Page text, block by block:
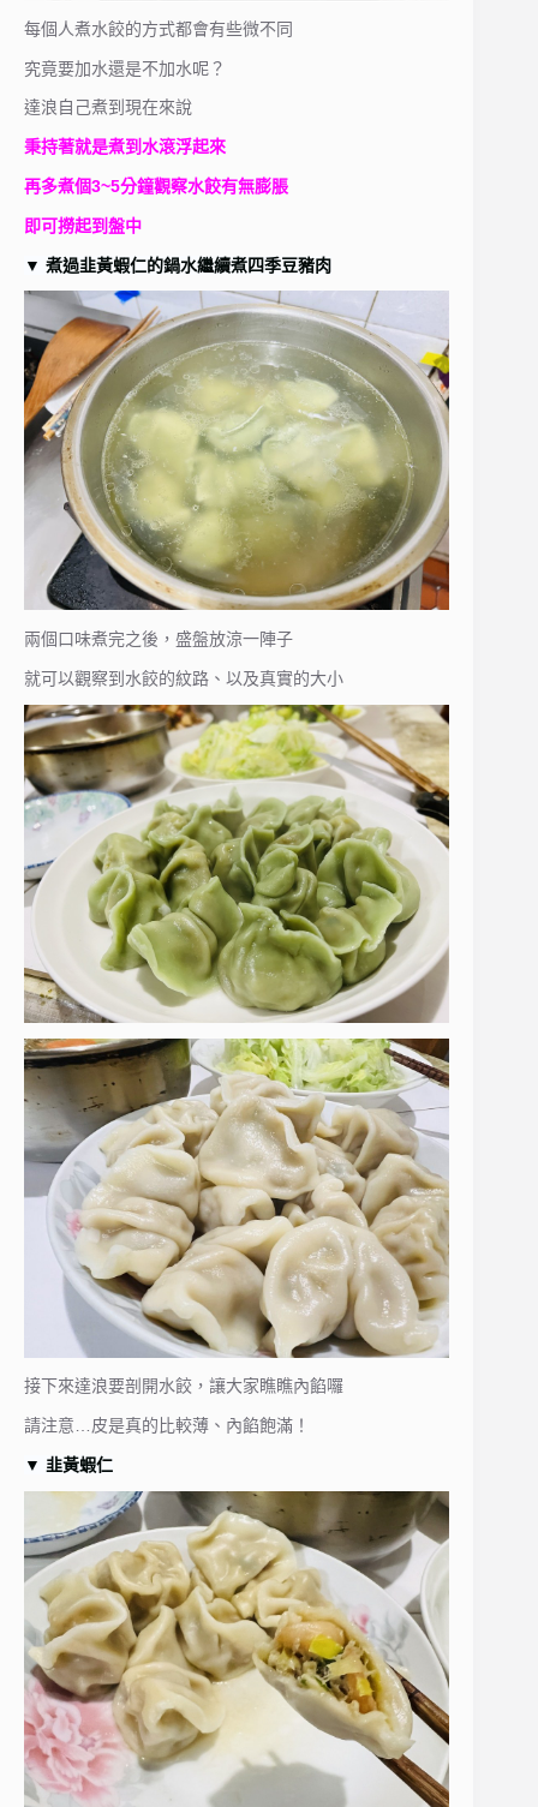
每個人煮水餃的方式都會有些微不同
究竟要加水還是不加水呢？
達浪自己煮到現在來說
秉持著就是煮到水滾浮起來
再多煮個3~5分鐘觀察水餃有無膨脹
即可撈起到盤中
▼ 煮過韭黃蝦仁的鍋水繼續煮四季豆豬肉
兩個口味煮完之後，盛盤放涼一陣子
就可以觀察到水餃的紋路、以及真實的大小
接下來達浪要剖開水餃，讓大家瞧瞧內餡囉
請注意…皮是真的比較薄、內餡飽滿！
▼ 韭黃蝦仁